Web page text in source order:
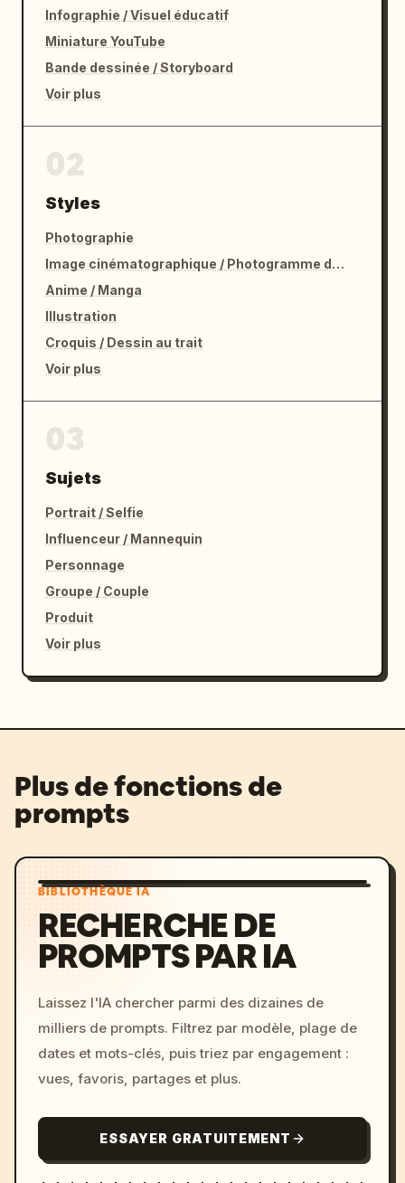
Infographie / Visuel éducatif
Miniature YouTube
Bande dessinée / Storyboard
Voir plus
Styles
Photographie
Image cinématographique / Photogramme de film
Anime / Manga
Illustration
Croquis / Dessin au trait
Voir plus
Sujets
Portrait / Selfie
Influenceur / Mannequin
Personnage
Groupe / Couple
Produit
Voir plus
Plus de fonctions de
prompts
BIBLIOTHÈQUE IA
RECHERCHE DE
PROMPTS PAR IA
Laissez l'IA chercher parmi des dizaines de
milliers de prompts. Filtrez par modèle, plage de
dates et mots-clés, puis triez par engagement :
vues, favoris, partages et plus.
ESSAYER GRATUITEMENT